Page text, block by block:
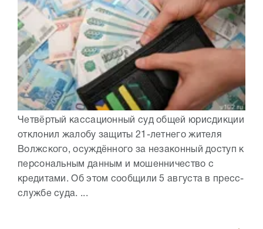
Четвёртый кассационный суд общей юрисдикции
отклонил жалобу защиты 21-летнего жителя
Волжского, осуждённого за незаконный доступ к
персональным данным и мошенничество с
кредитами. Об этом сообщили 5 августа в пресс-
службе суда. ...